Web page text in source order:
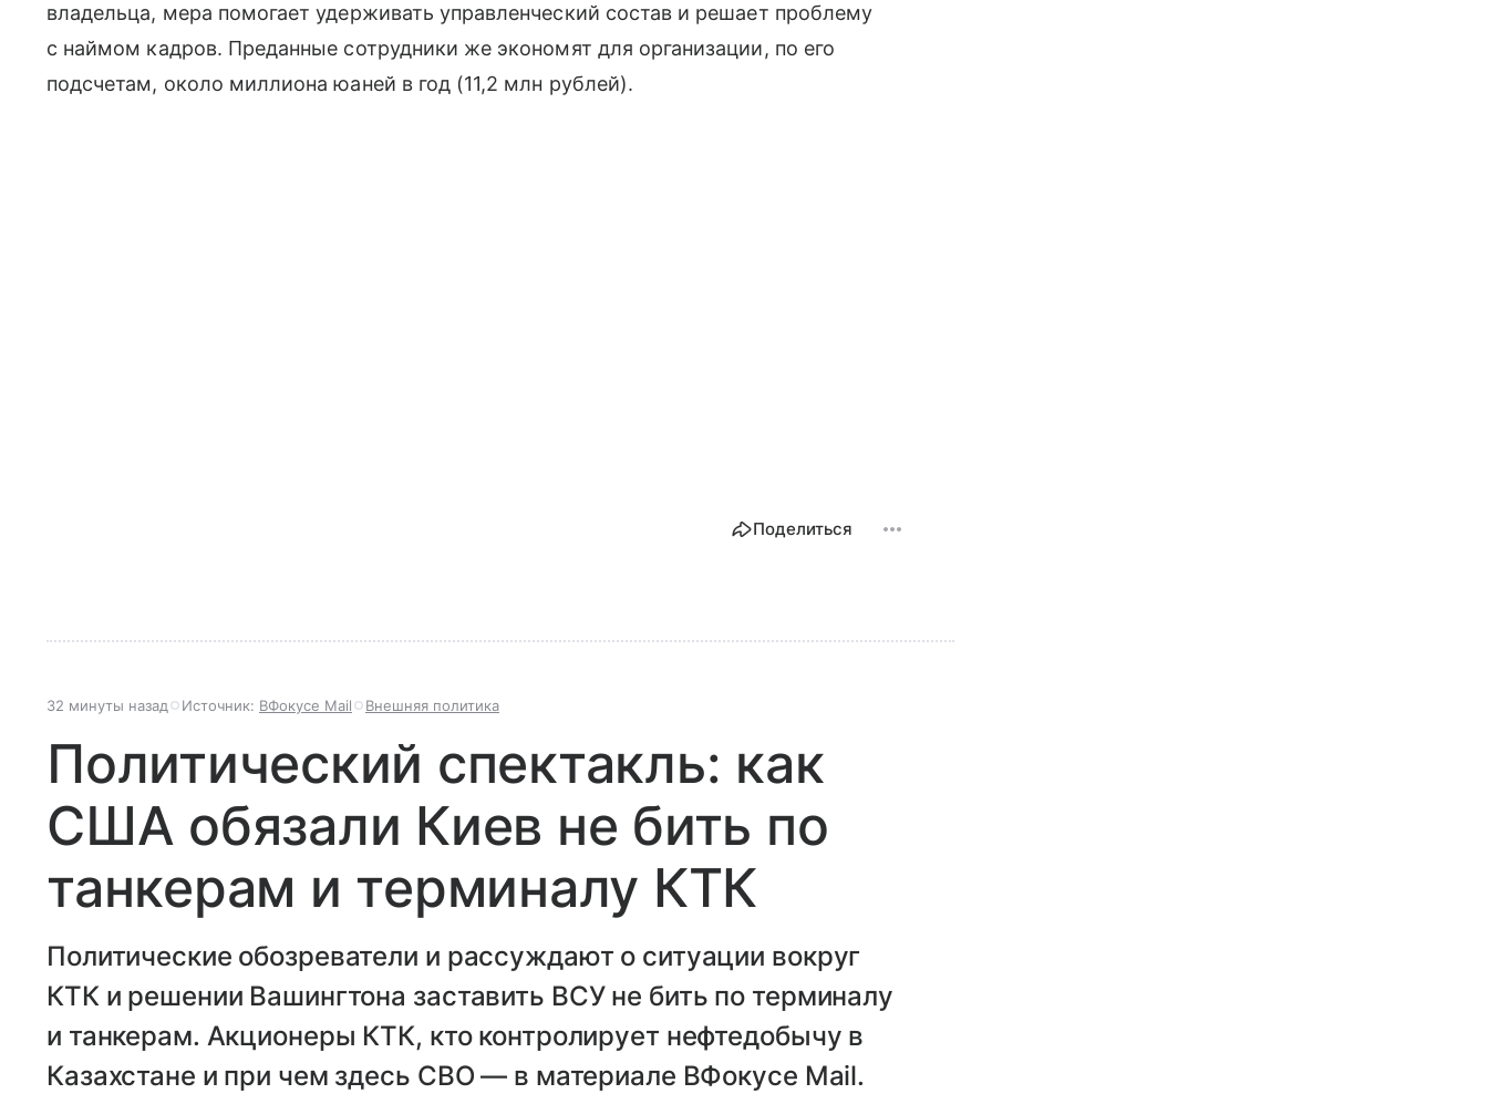
владельца, мера помогает удерживать управленческий состав и решает проблему
с наймом кадров. Преданные сотрудники же экономят для организации, по его
подсчетам, около миллиона юаней в год (11,2 млн рублей).
Поделиться
32 минуты назад Источник: ВФокусе Mail Внешняя политика
Политический спектакль: как
США обязали Киев не бить по
танкерам и терминалу КТК
Политические обозреватели и рассуждают о ситуации вокруг
КТК и решении Вашингтона заставить ВСУ не бить по терминалу
и танкерам. Акционеры КТК, кто контролирует нефтедобычу в
Казахстане и при чем здесь СВО — в материале ВФокусе Mail.